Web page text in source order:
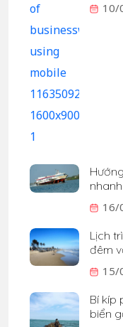
10/
16/
Lịch
đêm
15/
Bí kíp
biển